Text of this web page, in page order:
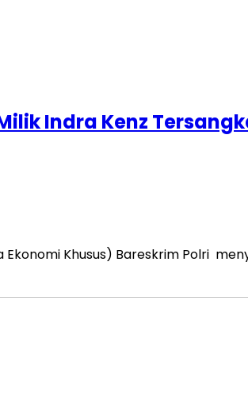
Indra Kenz
Khusus) Bareskrim Polri